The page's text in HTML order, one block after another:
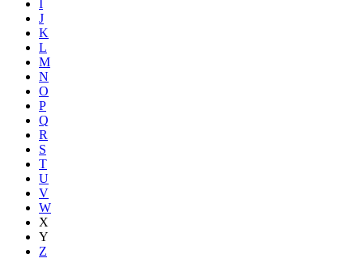
I
J
K
L
M
N
O
P
Q
R
S
T
U
V
W
X
Y
Z